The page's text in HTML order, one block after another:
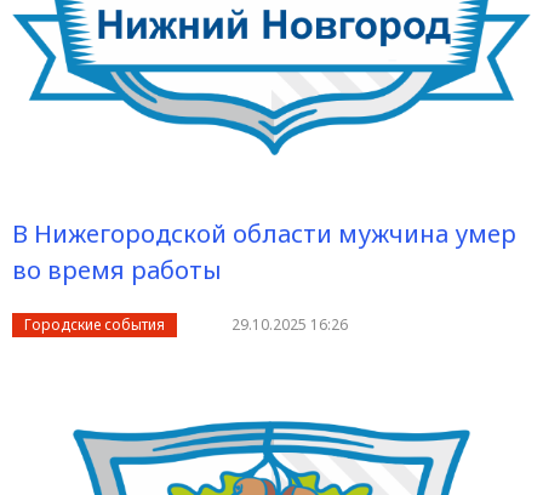
В Нижегородской области мужчина умер
во время работы
Городские события 29.10.2025 16:26